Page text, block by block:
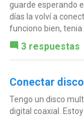
guarde esperando
días la volví a
funciono bien, tenia
3 respuestas
Conectar
Tengo un disco
digital coaxial.